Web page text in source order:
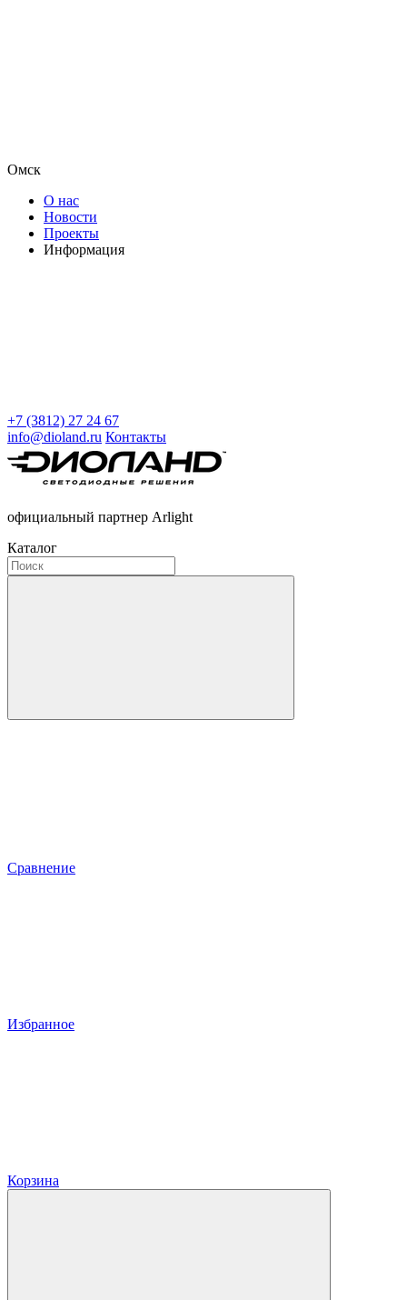
Омск
О нас
Новости
Проекты
Информация
+7 (3812) 27 24 67
info@dioland.ru Контакты
официальный партнер Arlight
Каталог
Сравнение
Избранное
Корзина